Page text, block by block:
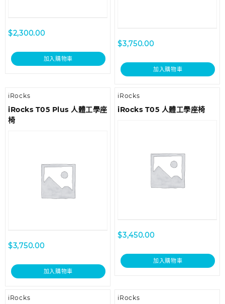
$2,300.00
加入購物車
$3,750.00
加入購物車
iRocks
iRocks T05 Plus 人體工學座
椅
$3,750.00
加入購物車
iRocks
iRocks T05 人體工學座椅
$3,450.00
加入購物車
iRocks iRocks